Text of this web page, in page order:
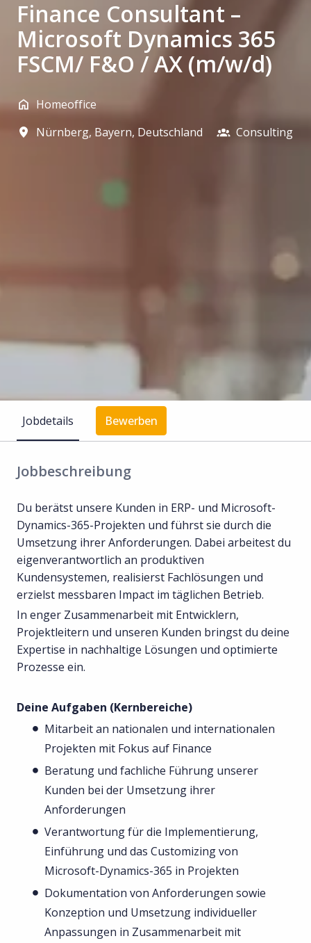
Finance Consultant –
Microsoft Dynamics 365
FSCM/ F&O / AX (m/w/d)
Homeoffice
Nürnberg, Bayern, Deutschland Consulting
Jobdetails Bewerben
Jobbeschreibung
Du berätst unsere Kunden in ERP- und Microsoft-
Dynamics-365-Projekten und führst sie durch die
Umsetzung ihrer Anforderungen. Dabei arbeitest du
eigenverantwortlich an produktiven
Kundensystemen, realisierst Fachlösungen und
erzielst messbaren Impact im täglichen Betrieb.
In enger Zusammenarbeit mit Entwicklern,
Projektleitern und unseren Kunden bringst du deine
Expertise in nachhaltige Lösungen und optimierte
Prozesse ein.
Deine Aufgaben (Kernbereiche)
Mitarbeit an nationalen und internationalen
Projekten mit Fokus auf Finance
Beratung und fachliche Führung unserer
Kunden bei der Umsetzung ihrer
Anforderungen
Verantwortung für die Implementierung,
Einführung und das Customizing von
Microsoft-Dynamics-365 in Projekten
Dokumentation von Anforderungen sowie
Konzeption und Umsetzung individueller
Anpassungen in Zusammenarbeit mit